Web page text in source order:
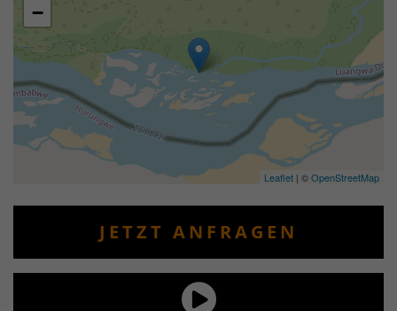
−
Leaflet | ©OpenStreetMap
JETZT ANFRAGEN